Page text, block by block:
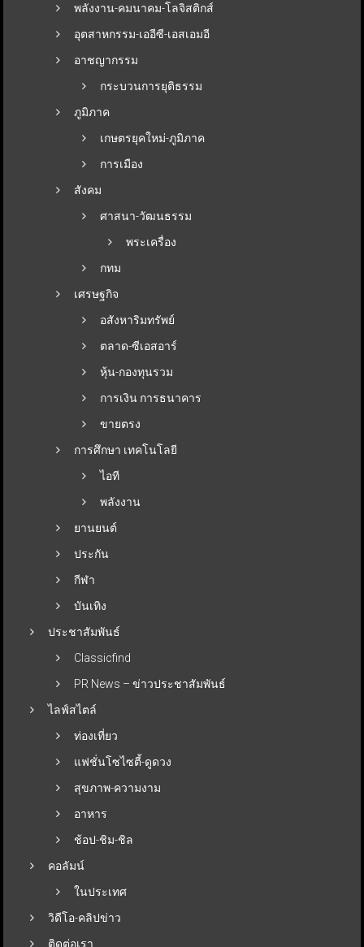
พลังงาน-คมนาคม-โลจิสติกส์
อุตสาหกรรม-เออีซี-เอสเอมอี
อาชญากรรม
กระบวนการยุติธรรม
ภูมิภาค
เกษตรยุคใหม่-ภูมิภาค
การเมือง
สังคม
ศาสนา-วัฒนธรรม
พระเครื่อง
กทม
เศรษฐกิจ
อสังหาริมทรัพย์
ตลาด-ซีเอสอาร์
หุ้น-กองทุนรวม
การเงิน การธนาคาร
ขายตรง
การศึกษา เทคโนโลยี
ไอที
พลังงาน
ยานยนต์
ประกัน
กีฬา
บันเทิง
ประชาสัมพันธ์
Classicfind
PR News – ข่าวประชาสัมพันธ์
ไลฟ์สไตล์
ท่องเที่ยว
แฟชั่นโซไซตี้-ดูดวง
สุขภาพ-ความงาม
อาหาร
ช้อป-ชิม-ชิล
คอลัมน์
ในประเทศ
วิดีโอ-คลิปข่าว
ติดต่อเรา